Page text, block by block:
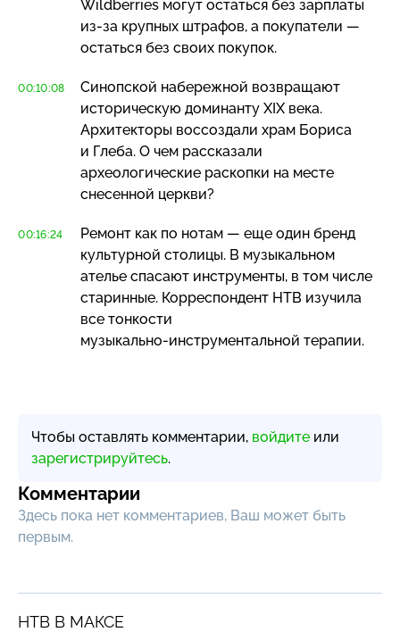
Wildberries могут остаться без зарплаты
из-за крупных штрафов, а покупатели —
остаться без своих покупок.
00:10:08
Синопской набережной возвращают
историческую доминанту XIX века.
Архитекторы воссоздали храм Бориса
и Глеба. О чем рассказали
археологические раскопки на месте
снесенной церкви?
00:16:24
Ремонт как по нотам — еще один бренд
культурной столицы. В музыкальном
ателье спасают инструменты, в том числе
старинные. Корреспондент НТВ изучила
все тонкости
музыкально-инструментальной терапии.
Чтобы оставлять комментарии, войдите или
зарегистрируйтесь.
Комментарии
Здесь пока нет комментариев, Ваш может быть
первым.
НТВ В МАКСЕ